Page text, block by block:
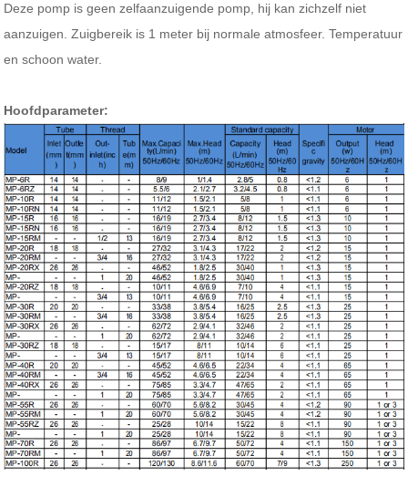
Deze pomp is geen zelfaanzuigende pomp, hij kan zichzelf niet
aanzuigen.Zuigbereik is 1 meter bij normale atmosfeer. Temperatuur
en schoon water.
Hoofdparameter: